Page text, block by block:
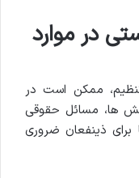
در موارد
ممکن است در
ها، مسائل حقوقی
ذینفعان ضروری